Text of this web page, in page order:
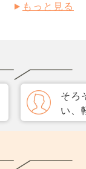
もっと見る
そろ
い、
取り